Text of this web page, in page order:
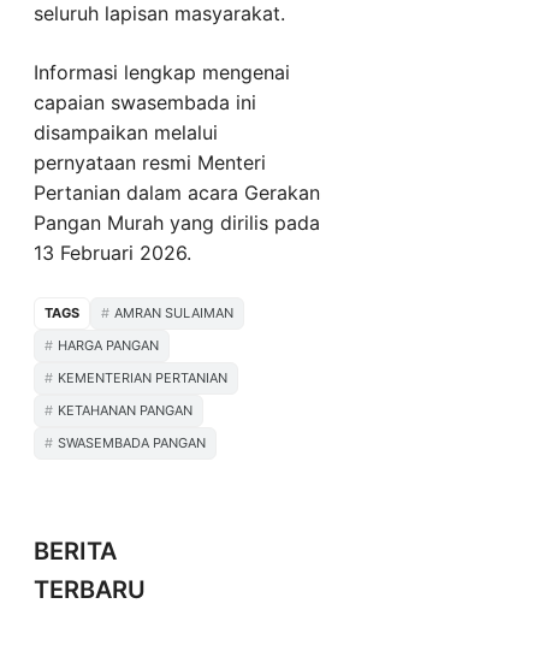
seluruh lapisan masyarakat.
Informasi lengkap mengenai
capaian swasembada ini
disampaikan melalui
pernyataan resmi Menteri
Pertanian dalam acara Gerakan
Pangan Murah yang dirilis pada
13 Februari 2026.
TAGS
AMRAN SULAIMAN
HARGA PANGAN
KEMENTERIAN PERTANIAN
KETAHANAN PANGAN
SWASEMBADA PANGAN
BERITA
TERBARU